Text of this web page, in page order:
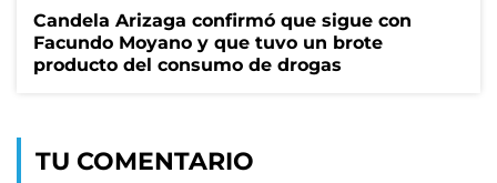
Candela Arizaga confirmó que sigue con
Facundo Moyano y que tuvo un brote
producto del consumo de drogas
TU COMENTARIO